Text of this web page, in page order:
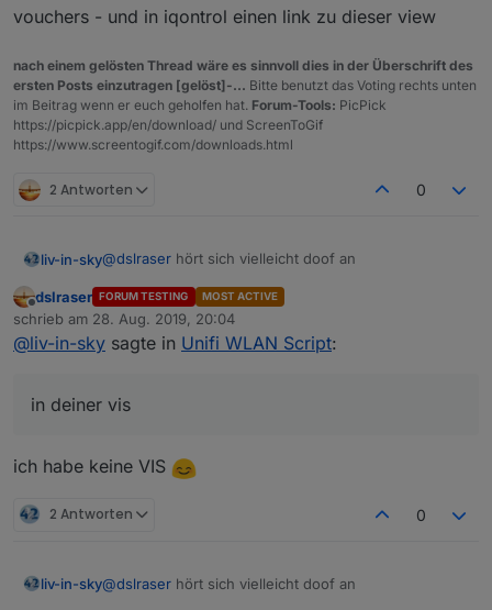
reject(e)); let resp = await request.get({ url:
unifi_controller + "/api/s/default/stat/voucher",
}).catch((e) => { dlog("getStatus reject " + e);
reject(e) }); dlog("got response " +
JSON.stringify(resp)); dlog(typeof resp); log("---
------------------ " + resp); resp =
JSON.parse(resp); //log("--------------------- "
dlog(resp.data[1].code); log(resp.data.length);
log(resp.data[i].hostname + " --- " +
clientListe = clientListe.concat("<tr>
<td>"+resp.data[i].hostname+" </td>
<td>"+resp.data[i].essid+" </td>
setState("javascript.2.WLANUnifi.Wifi_Clients",
iQontrol angezeigt bekomme.
vouchers - und in iqontrol einen link zu dieser view
nach einem gelösten Thread wäre es sinnvoll dies in der Überschrift des
ersten Posts einzutragen [gelöst]-... Bitte benutzt das Voting rechts unten
im Beitrag wenn er euch geholfen hat. Forum-Tools: PicPick
https://picpick.app/en/download/ und ScreenToGif
https://www.screentogif.com/downloads.html
2 Antworten 0
liv-in-sky@dslraser hört sich vielleicht doof an
mach doch in deiner vis einen extra view nur die
vouchers - und in iqontrol einen link zu dieser view
Offline
dslraser FORUM TESTING MOST ACTIVE
schrieb am 28. Aug. 2019, 20:04
zuletzt editiert von
@liv-in-sky sagte in Unifi WLAN Script:
in deiner vis
ich habe keine VIS
2 Antworten 0
liv-in-sky@dslraser hört sich vielleicht doof an